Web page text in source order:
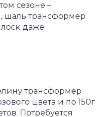
сезоне –
шаль трансформер
даже
трансформер
цвета и по 150г
Потребуется